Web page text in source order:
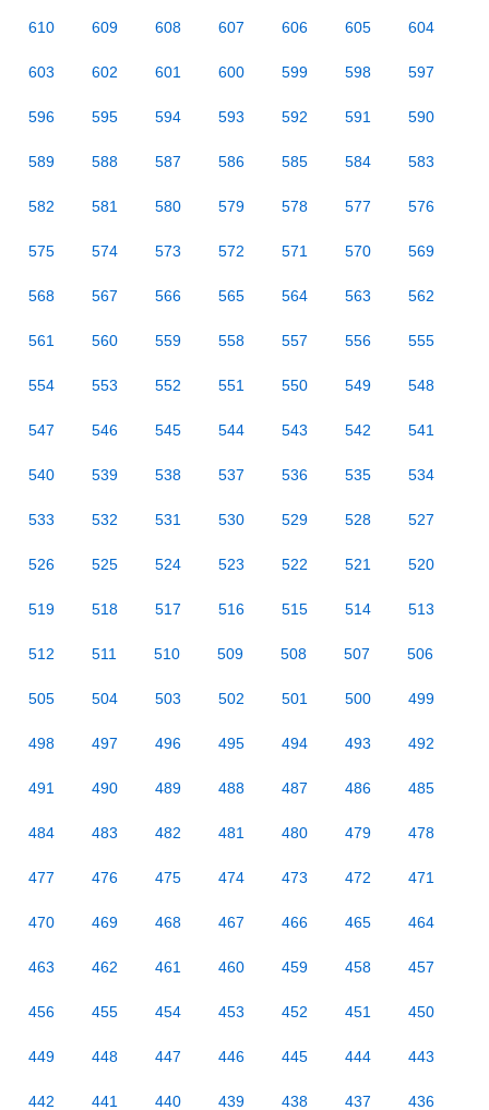
610 609 608 607 606 605 604
603 602 601 600 599 598 597
596 595 594 593 592 591 590
589 588 587 586 585 584 583
582 581 580 579 578 577 576
575 574 573 572 571 570 569
568 567 566 565 564 563 562
561 560 559 558 557 556 555
554 553 552 551 550 549 548
547 546 545 544 543 542 541
540 539 538 537 536 535 534
533 532 531 530 529 528 527
526 525 524 523 522 521 520
519 518 517 516 515 514 513
512 511 510 509 508 507 506
505 504 503 502 501 500 499
498 497 496 495 494 493 492
491 490 489 488 487 486 485
484 483 482 481 480 479 478
477 476 475 474 473 472 471
470 469 468 467 466 465 464
463 462 461 460 459 458 457
456 455 454 453 452 451 450
449 448 447 446 445 444 443
442 441 440 439 438 437 436